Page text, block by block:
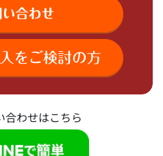
合わせはこちら